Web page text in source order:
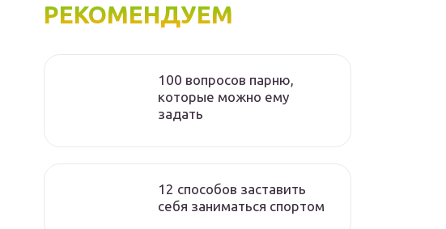
РЕКОМЕНДУЕМ
100 вопросов парню,
которые можно ему
задать
12 способов заставить
себя заниматься спортом